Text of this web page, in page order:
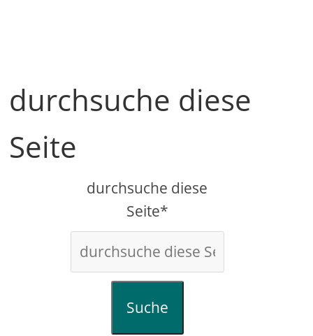
durchsuche diese
Seite
durchsuche diese
Seite*
Suche